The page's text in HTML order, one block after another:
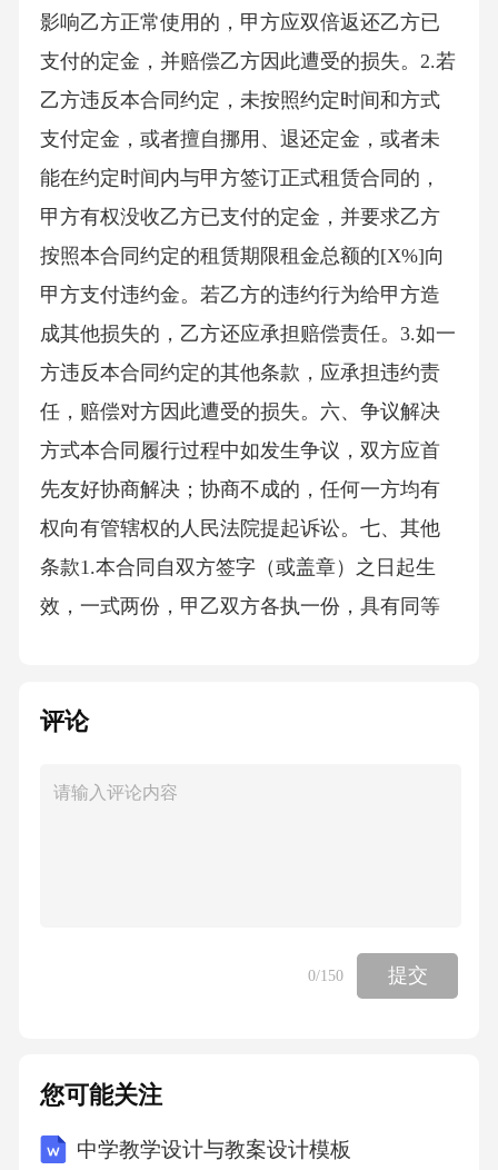
影响乙方正常使用的，甲方应双倍返还乙方已
支付的定金，并赔偿乙方因此遭受的损失。2.若
乙方违反本合同约定，未按照约定时间和方式
支付定金，或者擅自挪用、退还定金，或者未
能在约定时间内与甲方签订正式租赁合同的，
甲方有权没收乙方已支付的定金，并要求乙方
按照本合同约定的租赁期限租金总额的[X%]向
甲方支付违约金。若乙方的违约行为给甲方造
成其他损失的，乙方还应承担赔偿责任。3.如一
方违反本合同约定的其他条款，应承担违约责
任，赔偿对方因此遭受的损失。六、争议解决
方式本合同履行过程中如发生争议，双方应首
先友好协商解决；协商不成的，任何一方均有
权向有管辖权的人民法院提起诉讼。七、其他
条款1.本合同自双方签字（或盖章）之日起生
效，一式两份，甲乙双方各执一份，具有同等
评论
0/150 提交
您可能关注
中学教学设计与教案设计模板